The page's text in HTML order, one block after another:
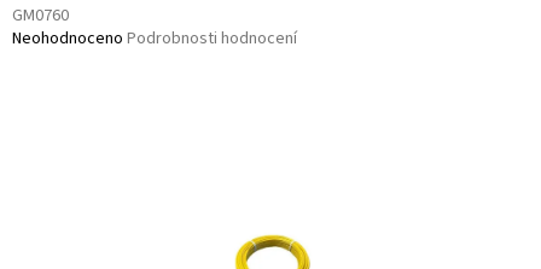
GM0760
Průměrné
Neohodnoceno Podrobnosti hodnocení